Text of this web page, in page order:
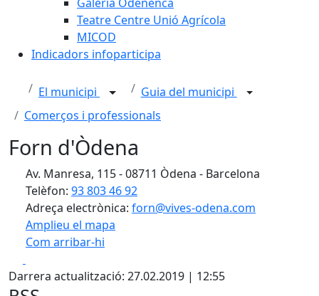
Teatre Centre Unió Agrícola
MICOD
Indicadors infoparticipa
El municipi
Guia del municipi
Comerços i professionals
Forn d'Òdena
Av. Manresa, 115 - 08711 Òdena - Barcelona
Telèfon: 93 803 46 92
Adreça electrònica: forn@vives-odena.com
Amplieu el mapa
Com arribar-hi
+
−
Darrera actualització: 27.02.2019 | 12:55